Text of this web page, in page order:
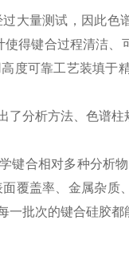
大量测试，因此色
得键合过程清洁
度可靠工艺装填于
分析方法、色谱柱
键合相对多种分析
覆盖率、金属杂质
批次的键合硅胶都